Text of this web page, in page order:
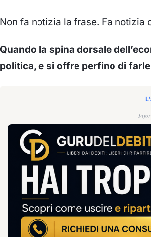
Non fa notizia la frase. Fa notizia
Quando la spina dorsale
politica, e si offre perfino di